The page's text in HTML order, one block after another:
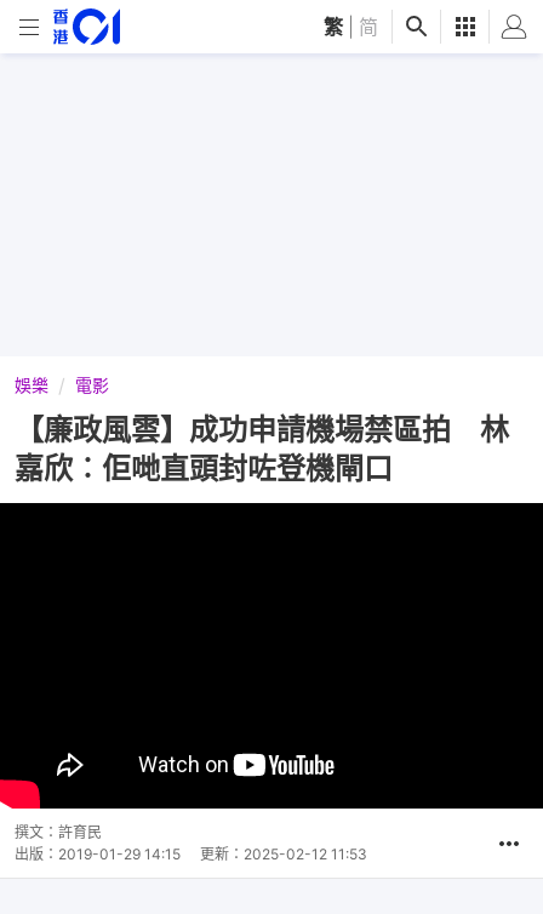
繁 简
娛樂 電影
【廉政風雲】成功申請機場禁區拍 林
嘉欣︰佢哋直頭封咗登機閘口
撰文： 許育民
出版： 2019-01-29 14:15 更新： 2025-02-12 11:53